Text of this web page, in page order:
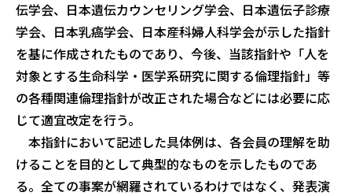
伝学会、日本遺伝カウンセリング学会、日本遺伝子診療
学会、日本乳癌学会、日本産科婦人科学会が示した指針
を基に作成されたものであり、今後、当該指針や「人を
対象とする生命科学・医学系研究に関する倫理指針」等
の各種関連倫理指針が改正された場合などには必要に応
じて適宜改定を行う。
本指針において記述した具体例は、各会員の理解を助
けることを目的として典型的なものを示したものであ
る。全ての事案が網羅されているわけではなく、発表演